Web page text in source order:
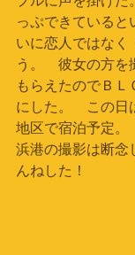
っぷできている
いに恋人ではなく
う。　彼女の方を
もらえたのでＢＬ
にした。　この日
地区で宿泊予定。
浜港の撮影は断念
んねした！